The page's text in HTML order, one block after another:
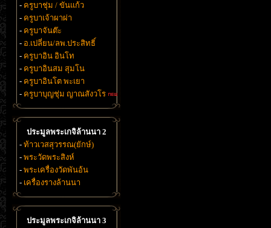
- ครูบาชุ่ม / ขันแก้ว
- ครูบาเจ้าผาผ่า
- ครูบาจันต๊ะ
- อ.เปลี่ยน/ลพ.ประสิทธิ์
- ครูบาอิน อินโท
- ครูบาอินสม สุมโน
- ครูบาอินโต พะเยา
- ครูบาบุญชุ่ม ญาณสังวโร
ประมูลพระเกจิล้านนา 2
- ท้าวเวสสุวรรณ(ยักษ์)
- พระวัดพระสิงห์
- พระเครื่องวัดพันอ้น
- เครื่องรางล้านนา
ประมูลพระเกจิล้านนา 3